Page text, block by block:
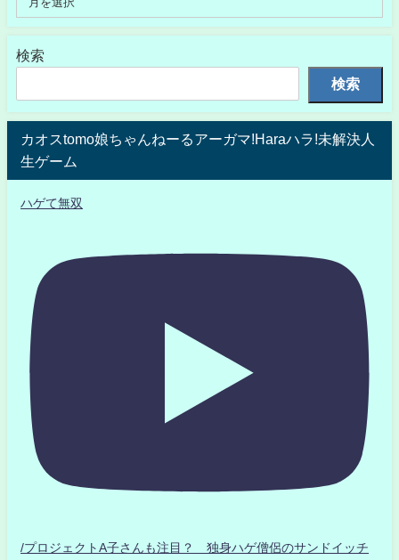
検索
検索
カオスtomo娘ちゃんねーるアーガマ!Haraハラ!未解決人
生ゲーム
ハゲて無双
/プロジェクトA子さんも注目？ 独身ハゲ僧侶のサンドイッチ